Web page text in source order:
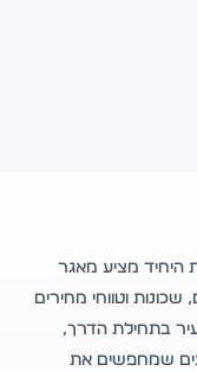
היחיד מציע מאגר
וטווחי מחירים
בתחילת הדרך,
שמחפשים את